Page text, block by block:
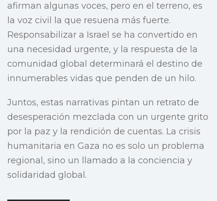
afirman algunas voces, pero en el terreno, es
la voz civil la que resuena más fuerte.
Responsabilizar a Israel se ha convertido en
una necesidad urgente, y la respuesta de la
comunidad global determinará el destino de
innumerables vidas que penden de un hilo.
Juntos, estas narrativas pintan un retrato de
desesperación mezclada con un urgente grito
por la paz y la rendición de cuentas. La crisis
humanitaria en Gaza no es solo un problema
regional, sino un llamado a la conciencia y
solidaridad global.